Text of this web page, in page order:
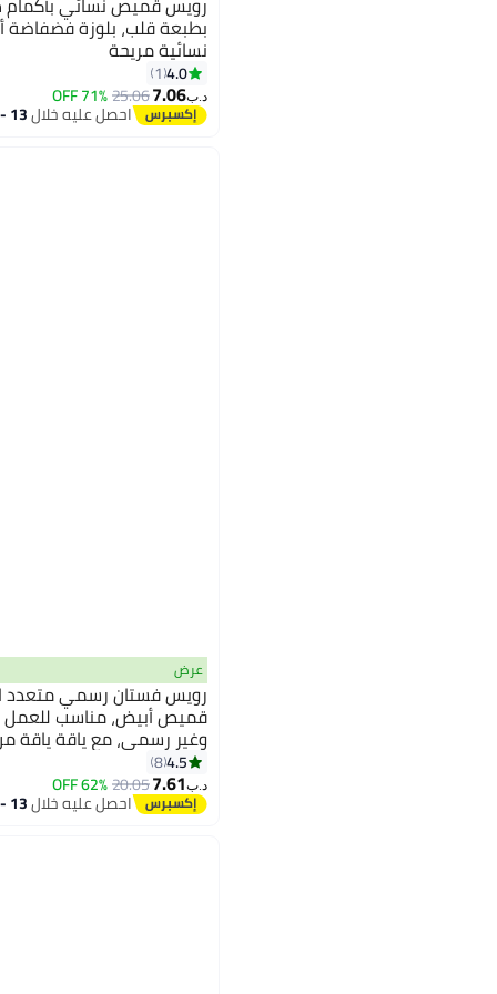
بطبعة قلب، بلوزة فضفاضة
نسائية مريحة
4.0
1
د.ب‏7.06
25.06
71% OFF
احصل عليه خلال13 - 14 اغسطس
عرض
رويس فستان رسمي متعدد
قميص أبيض، مناسب للعمل
وغير رسمي، مع ياقة ياقة
المقاوم للتجاعيد، وأزرار
4.5
8
د.ب‏7.61
20.05
62% OFF
احصل عليه خلال13 - 14 اغسطس